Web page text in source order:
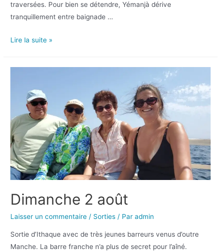
traversées. Pour bien se détendre, Yémanjà dérive
tranquillement entre baignade …
Lire la suite »
Dimanche 2 août
Laisser un commentaire / Sorties / Paradmin
Sortie d’Ithaque avec de très jeunes barreurs venus d’outre
Manche. La barre franche n’a plus de secret pour l’aîné.